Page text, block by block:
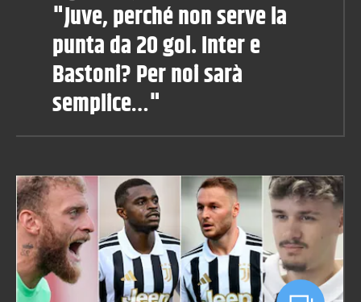
"Juve, perché non serve la
punta da 20 gol. Inter e
Bastoni? Per noi sarà
semplice…"